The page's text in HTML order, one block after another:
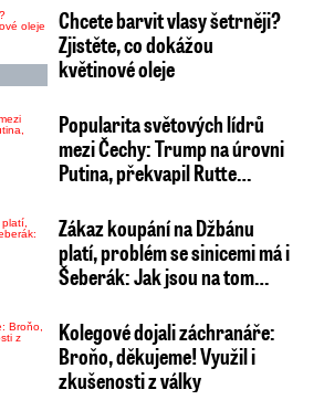
Chcete barvit vlasy šetrněji?
Zjistěte, co dokážou
květinové oleje
Popularita světových lídrů
mezi Čechy: Trump na úrovni
Putina, překvapil Rutte…
Zákaz koupání na Džbánu
platí, problém se sinicemi má i
Šeberák: Jak jsou na tom…
Kolegové dojali záchranáře:
Broňo, děkujeme! Využil i
zkušenosti z války